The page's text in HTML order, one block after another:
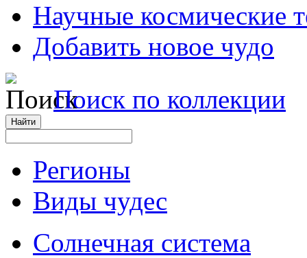
Научные космические
Добавить новое чудо
Поиск по коллекции
Регионы
Виды чудес
Солнечная система